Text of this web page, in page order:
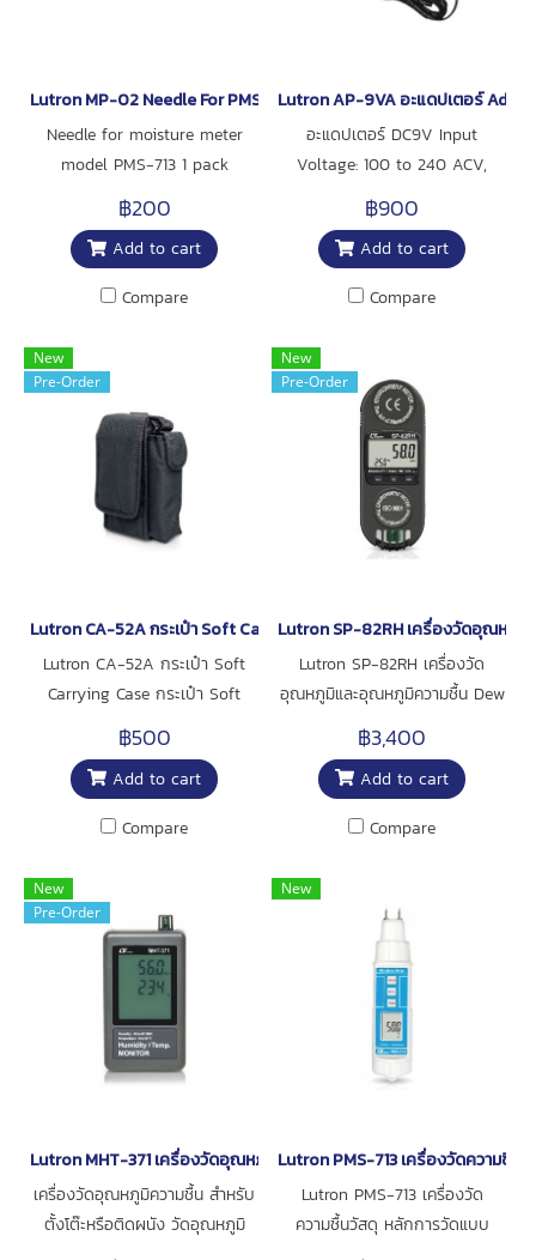
Lutron MP-02 Needle For PMS-713 Moisture Meter
Needle for moisture meter
model PMS-713 1 pack
contains 2 pin
฿200
Add to cart
Compare
Lutron AP-9VA อะแดปเตอร์
อะแดปเตอร์ DC9V Input
Voltage: 100 to 240 ACV,
50/60 Hz สำหรับ เครื่องวัดยี่ห้อ
Lutron
฿900
Add to cart
Compare
New
Pre-Order
Lutron CA-52A กระเป๋า Soft Carrying Case
Lutron CA-52A กระเป๋า Soft
Carrying Case กระเป๋า Soft
carrying case with sash(200
x 80 x 50 mm) สำหรับเครื่องวัด
ยี่ห้อ Lutron
฿500
Add to cart
Compare
New
Pre-Order
Lutron SP-82RH เครื่องวัดอุณหภู
Lutron SP-82RH เครื่องวัด
อุณหภูมิและอุณหภูมิความชื้น Dew
point และ Wet bulb วัดอุณหภูมิ
อากาศ 0 ถึง 50℃
ความชื้นสัมพัทธ์ 10 ถึง 95%RH
มาตรฐาน ISO-9001, CE,
ICE1010 ยี่ห้อ Lutron
฿3,400
Add to cart
Compare
New
Pre-Order
Lutron MHT-371 เครื่องวัดอุณหภูมิและความชื้น
เครื่องวัดอุณหภูมิความชื้น สำหรับ
ตั้งโต๊ะหรือติดผนัง วัดอุณหภูมิ
อากาศและความชื้นสัมพัทธ์ 0 ถึง
New
Lutron PMS-713 เครื่องวัดความชื้น
Lutron PMS-713 เครื่องวัด
ความชื้นวัสดุ หลักการวัดแบบ
Conductive ช่วงการวัดความชื้น